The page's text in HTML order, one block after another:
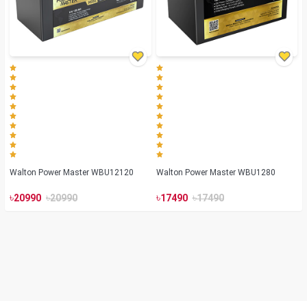
Walton Power Master WBU12120
৳20990 ৳20990
Walton Power Master WBU1280
৳17490 ৳17490